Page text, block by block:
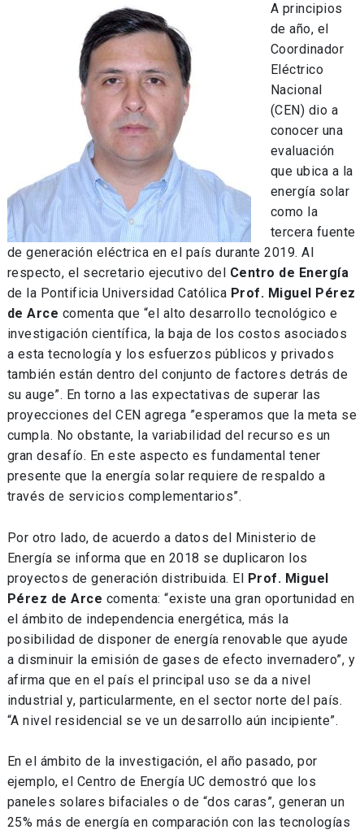
A principios
de año, el
Coordinador
Eléctrico
Nacional
(CEN) dio a
conocer una
evaluación
que ubica a la
energía solar
como la
tercera fuente
de generación eléctrica en el país durante 2019. Al
respecto, el secretario ejecutivo del Centro de Energía
de la Pontificia Universidad Católica Prof. Miguel Pérez
de Arce comenta que “el alto desarrollo tecnológico e
investigación científica, la baja de los costos asociados
a esta tecnología y los esfuerzos públicos y privados
también están dentro del conjunto de factores detrás de
su auge”. En torno a las expectativas de superar las
proyecciones del CEN agrega ”esperamos que la meta se
cumpla. No obstante, la variabilidad del recurso es un
gran desafío. En este aspecto es fundamental tener
presente que la energía solar requiere de respaldo a
través de servicios complementarios”.
Por otro lado, de acuerdo a datos del Ministerio de
Energía se informa que en 2018 se duplicaron los
proyectos de generación distribuida. El Prof. Miguel
Pérez de Arce comenta: “existe una gran oportunidad en
el ámbito de independencia energética, más la
posibilidad de disponer de energía renovable que ayude
a disminuir la emisión de gases de efecto invernadero”, y
afirma que en el país el principal uso se da a nivel
industrial y, particularmente, en el sector norte del país.
“A nivel residencial se ve un desarrollo aún incipiente”.
En el ámbito de la investigación, el año pasado, por
ejemplo, el Centro de Energía UC demostró que los
paneles solares bifaciales o de “dos caras”, generan un
25% más de energía en comparación con las tecnologías